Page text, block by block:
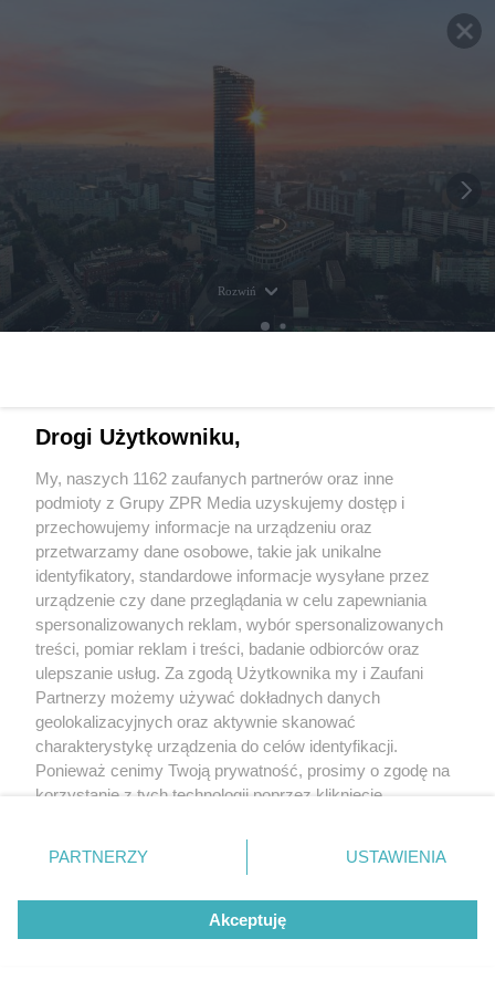
Rozwiń
Drogi Użytkowniku,
My, naszych 1162 zaufanych partnerów oraz inne
podmioty z Grupy ZPR Media uzyskujemy dostęp i
przechowujemy informacje na urządzeniu oraz
przetwarzamy dane osobowe, takie jak unikalne
identyfikatory, standardowe informacje wysyłane przez
urządzenie czy dane przeglądania w celu zapewniania
spersonalizowanych reklam, wybór spersonalizowanych
treści, pomiar reklam i treści, badanie odbiorców oraz
ulepszanie usług. Za zgodą Użytkownika my i Zaufani
Partnerzy możemy używać dokładnych danych
geolokalizacyjnych oraz aktywnie skanować
charakterystykę urządzenia do celów identyfikacji.
Ponieważ cenimy Twoją prywatność, prosimy o zgodę na
korzystanie z tych technologii poprzez kliknięcie
zmienić/wycofać klikając przycisk ustawień prywatności
znajdujący się w lewym dolnym rogu strony
rodzaje przetwarzania danych nie wymagają zgody
użytkownika, ale masz prawo sprzeciwić się takiemu
przetwarzaniu. Preferencje będą miały zastosowanie tylko
PARTNERZY USTAWIENIA
Akceptuję